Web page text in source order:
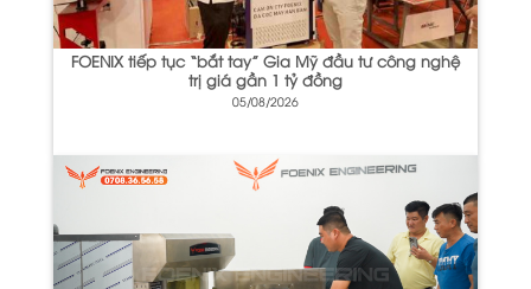
FOENIX tiếp tục “bắt tay” Gia Mỹ đầu tư công nghệ
trị giá gần 1 tỷ đồng
05/08/2026